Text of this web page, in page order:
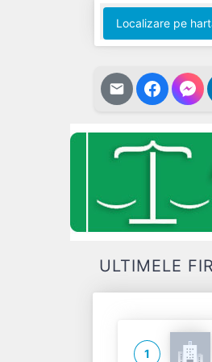
Localizare pe
ULTIMELE
1